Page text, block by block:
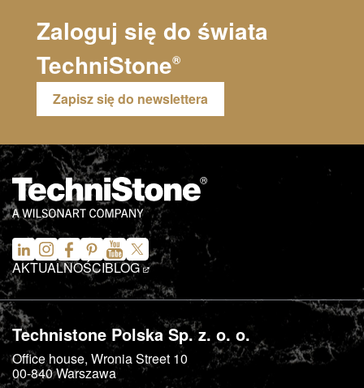
Zaloguj się do świata
TechniStone®
Zapisz się do newslettera
AKTUALNOŚCIBLOG
Technistone Polska Sp. z. o. o.
Office house, Wronia Street 10
00-840Warszawa